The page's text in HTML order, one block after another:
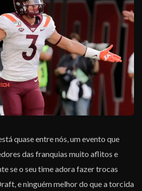
quase entre nós, um evento que
das franquias muito aflitos e
se o seu time adora fazer trocas
e ninguém melhor do que a torcida